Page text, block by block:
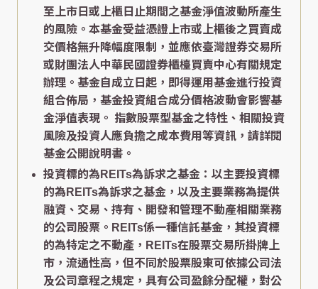
至上市日或上櫃日止期間之基金淨值波動所產生
的風險。本基金受益憑證上市或上櫃後之買賣成
交價格無升降幅度限制，並應依臺灣證券交易所
或財團法人中華民國證券櫃檯買賣中心有關規定
辦理。基金自成立日起，即得運用基金進行投資
組合佈局，基金投資組合成分價格波動會影響基
金淨值表現。 指數股票型基金之特性、相關投資
風險及投資人應負擔之成本費用等資訊，請詳閱
基金公開說明書。
投資標的為REITs為訴求之基金：以主要投資標
的為REITs為訴求之基金，以及主要業務為提供
融資、交易、持有、開發和管理不動產相關業務
的公司股票。REITs係一種信託基金，其投資標
的為特定之不動產，REITs在股票交易所掛牌上
市，流通性高，但不同於股票股東可依據公司法
及公司章程之規定，具有公司盈餘分配權，對公